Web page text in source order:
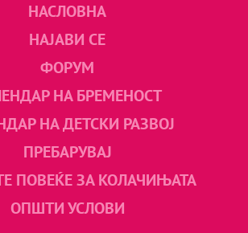
НАСЛОВНА
НАЈАВИ СЕ
ФОРУМ
НА БРЕМЕНОСТ
НА ДЕТСКИ РАЗВОЈ
ПРЕБАРУВАЈ
ПОВЕЌЕ ЗА КОЛАЧИЊАТА
ОПШТИ УСЛОВИ